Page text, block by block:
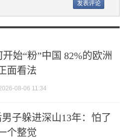
始“粉”中国 82%的欧洲
面看法
08-06 11:34
子躲进深山13年：怕了
个整觉